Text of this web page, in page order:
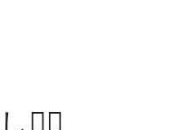
💁‍♀️